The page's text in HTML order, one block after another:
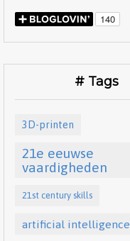
# Tags
3D-printen
21e eeuwse
vaardigheden
21st century skills
artificial intelligence